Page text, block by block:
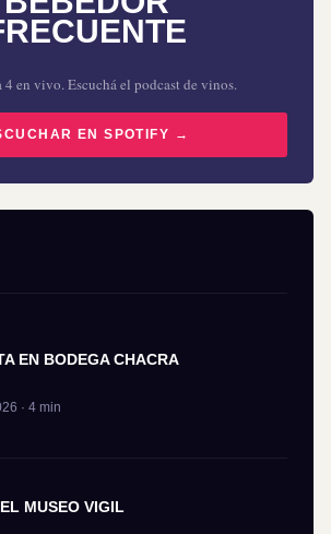
4 en vivo. Escuchá el podcast de vinos.
EN SPOTIFY →
EN BODEGA CHACRA
· 4 min
MUSEO VIGIL